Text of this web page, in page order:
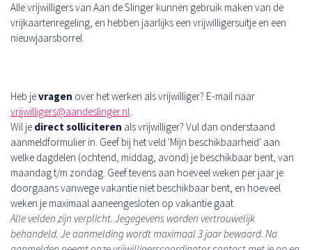
Alle vrijwilligers van Aan de Slinger kunnen gebruik maken van de
vrijkaartenregeling, en hebben jaarlijks een vrijwilligersuitje en een
nieuwjaarsborrel.
Heb jevragen over het werken als vrijwilliger? E-mail naar
vrijwilligers@aandeslinger.nl.
Wil je direct solliciteren als vrijwilliger? Vul dan onderstaand
aanmeldformulier in. Geef bij het veld 'Mijn beschikbaarheid' aan
welke dagdelen (ochtend, middag, avond) je beschikbaar bent, van
maandag t/m zondag. Geef tevens aan hoeveel weken per jaar je
doorgaans vanwege vakantie niet beschikbaar bent, en hoeveel
weken je maximaal aaneengesloten op vakantie gaat.
Alle velden zijn verplicht. Jegegevens worden vertrouwelijk
behandeld. Je aanmelding wordt maximaal 3 jaar bewaard. Na